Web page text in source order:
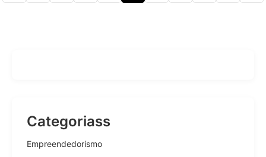
Categoriass
Empreendedorismo